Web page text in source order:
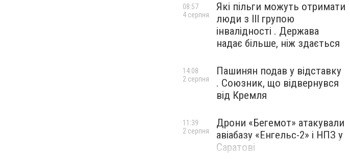
Які пільги можуть отримати
люди з III групою
інвалідності . Держава
надає більше, ніж здається
08:57
4 серпня
Пашинян подав у відставку
. Союзник, що відвернувся
від Кремля
14:08
2 серпня
Дрони «Бегемот» атакували
авіабазу «Енгельс-2» і НПЗ у
Саратові
11:39
2 серпня